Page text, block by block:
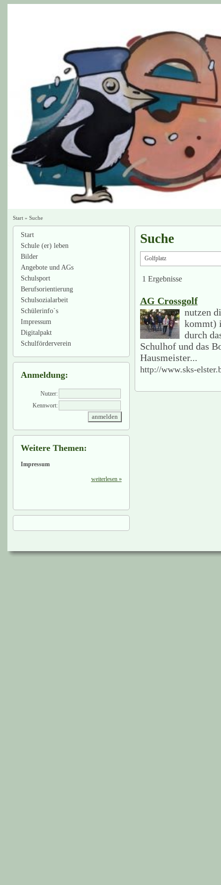
Start» Suche
Start
Schule (er) leben
Bilder
Angebote und AGs
Schulsport
Berufsorientierung
Schulsozialarbeit
Schülerinfo`s
Impressum
Digitalpakt
Schulförderverein
Anmeldung:
Nutzer:
Kennwort:
Weitere Themen:
Impressum
weiterlesen »
Suche
1 Ergebnisse
AG Crossgolf
nutzen
kommt)
durch
Schulhof und das
Hausmeister...
http://www.sks-